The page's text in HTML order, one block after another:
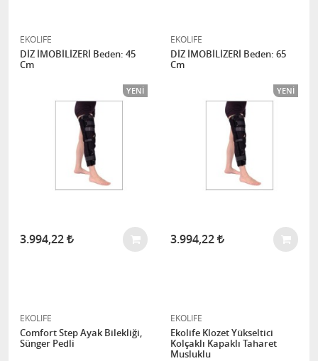
EKOLIFE
DİZ İMOBİLİZERİ Beden: 45
Cm
YENI
3.994,22
EKOLIFE
DİZ İMOBİLİZERİ Beden: 65
Cm
YENI
3.994,22
EKOLIFE
Comfort Step Ayak Bilekliği,
Sünger Pedli
EKOLIFE
Ekolife Klozet Yükseltici
Kolçaklı Kapaklı Taharet
Musluklu